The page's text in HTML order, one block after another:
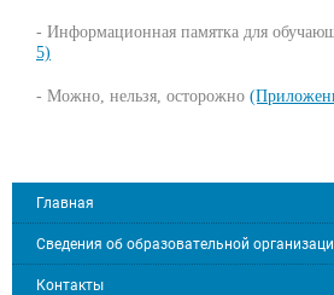
- Информационная памятка для
5)
- Можно, нельзя, осторожно
Главная
Сведения об образовательной
Контакты